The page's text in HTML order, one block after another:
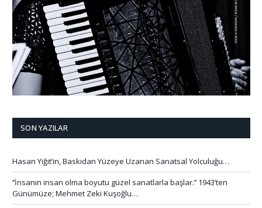
SON YAZILAR
Hasan Yiğit’in, Baskıdan Yüzeye Uzanan Sanatsal Yolculuğu…
‘’İnsanın insan olma boyutu güzel sanatlarla başlar.’’ 1943’ten
Günümüze; Mehmet Zeki Kuşoğlu…